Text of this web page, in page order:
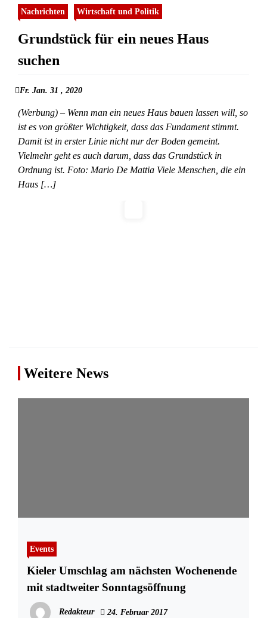
Nachrichten Wirtschaft und Politik
Grundstück für ein neues Haus
suchen
Fr. Jan. 31 , 2020
(Werbung) – Wenn man ein neues Haus bauen lassen will, so
ist es von größter Wichtigkeit, dass das Fundament stimmt.
Damit ist in erster Linie nicht nur der Boden gemeint.
Vielmehr geht es auch darum, dass das Grundstück in
Ordnung ist. Foto: Mario De Mattia Viele Menschen, die ein
Haus […]
Weitere News
Events
Kieler Umschlag am nächsten Wochenende
mit stadtweiter Sonntagsöffnung
Redakteur 24. Februar 2017